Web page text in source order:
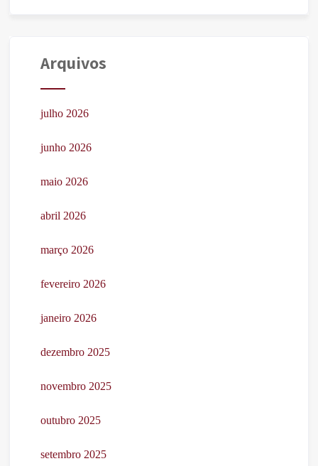
Arquivos
julho 2026
junho 2026
maio 2026
abril 2026
março 2026
fevereiro 2026
janeiro 2026
dezembro 2025
novembro 2025
outubro 2025
setembro 2025